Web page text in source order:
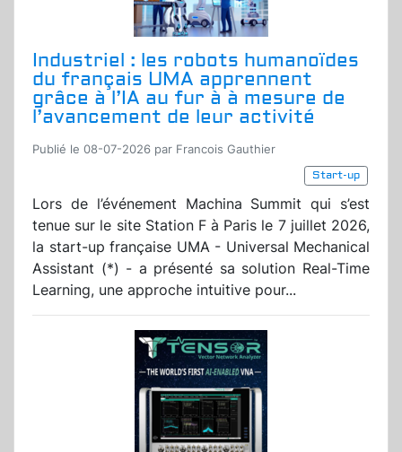
Industriel : les robots humanoïdes
du français UMA apprennent
grâce à l’IA au fur à à mesure de
l’avancement de leur activité
Publié le 08-07-2026 par Francois Gauthier
Start-up
Lors de l’événement Machina Summit qui s’est
tenue sur le site Station F à Paris le 7 juillet 2026,
la start-up française UMA - Universal Mechanical
Assistant (*) - a présenté sa solution Real-Time
Learning, une approche intuitive pour...